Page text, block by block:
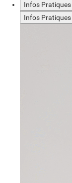
Infos Pratiques
Infos Pratiques